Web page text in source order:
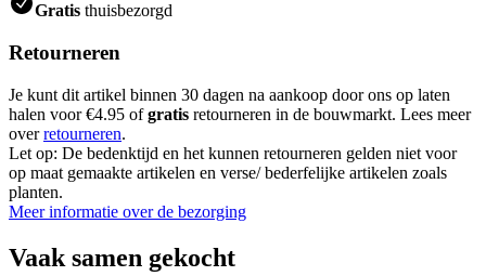
Gratis thuisbezorgd
Retourneren
Je kunt dit artikel binnen 30 dagen na aankoop door ons op laten
halen voor €4.95 ofgratis retourneren in de bouwmarkt. Lees meer
overretourneren.
Let op: De bedenktijd en het kunnen retourneren gelden niet voor
op maat gemaakte artikelen en verse/ bederfelijke artikelen zoals
planten.
Meer informatie over de bezorging
Vaak samen gekocht